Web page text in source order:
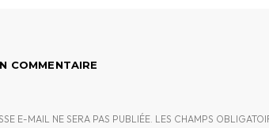
COMMENTAIRE
E-MAIL NE SERA PAS PUBLIÉE. LES CHAMPS